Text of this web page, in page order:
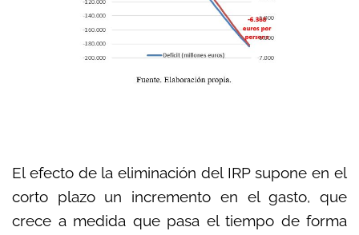
El efecto de la eliminación del IRP supone en el
corto plazo un incremento en el gasto, que
crece a medida que pasa el tiempo de forma